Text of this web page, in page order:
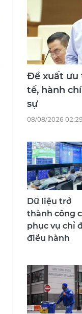
Đề xuất ưu
tế, hành
sự
Dữ liệu trở
thành công
phục vụ chỉ
điều hành